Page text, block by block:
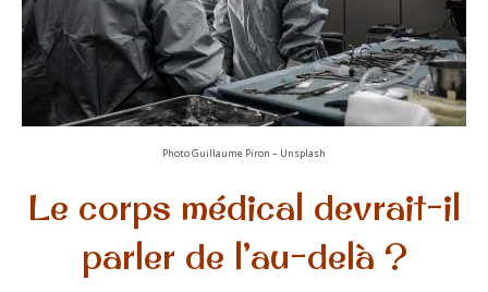
Photo Guillaume Piron – Unsplash
Le corps médical devrait-il
parler de l’au-delà ?